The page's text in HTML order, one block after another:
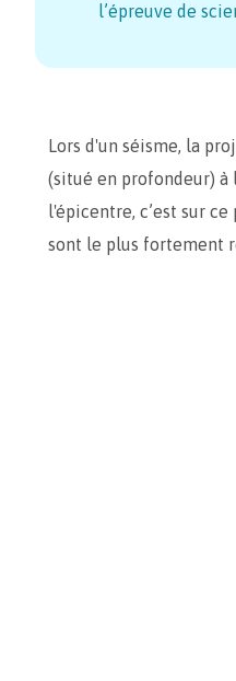
l’épreuve de
Lors d'un séisme, la
(situé en profondeur) à
l'épicentre, c’est sur
sont le plus fortement